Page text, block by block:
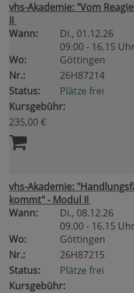
vhs-Akademie: "Vom
II
Wann:
Di., 01.12.26
09.00 - 16.15 Uhr
Wo:
Göttingen
Nr.:
26H87214
Status:
Plätze frei
Kursgebühr:
235,00 €
vhs-Akademie:
kommt" - Modul II
Wann:
Di., 08.12.26
09.00 - 16.15 Uhr
Wo:
Göttingen
Nr.:
26H87215
Status:
Plätze frei
Kursgebühr: